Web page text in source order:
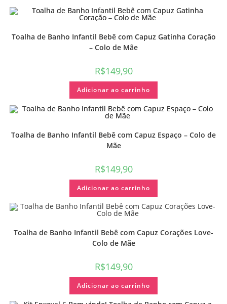
Toalha de Banho Infantil Bebê com Capuz Gatinha Coração
– Colo de Mãe
R$149,90
Adicionar ao carrinho
Toalha de Banho Infantil Bebê com Capuz Espaço – Colo de
Mãe
R$149,90
Adicionar ao carrinho
Toalha de Banho Infantil Bebê com Capuz Corações Love-
Colo de Mãe
R$149,90
Adicionar ao carrinho